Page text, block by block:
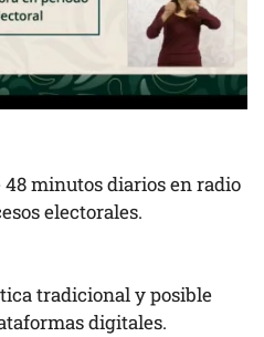
minutos diarios en radio
electorales.
tradicional y posible
digitales.